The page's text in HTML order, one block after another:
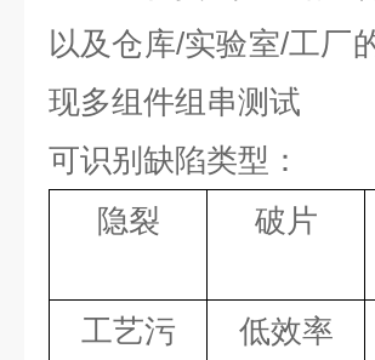
以及仓库/实验室/工厂
现多组件组串测试
可识别缺陷类型：
隐裂
破片
工艺污
低效率